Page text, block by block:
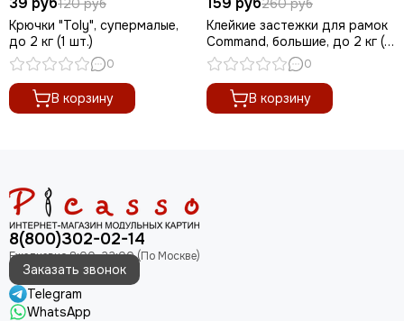
Крючки "Toly", супермалые,
до 2 кг (1 шт.)
0
В корзину
Клейкие застежки для рамок
Command, большие, до 2 кг (1
шт.)
0
В корзину
8(800)302-02-14
Заказать звонок
Telegram
WhatsApp